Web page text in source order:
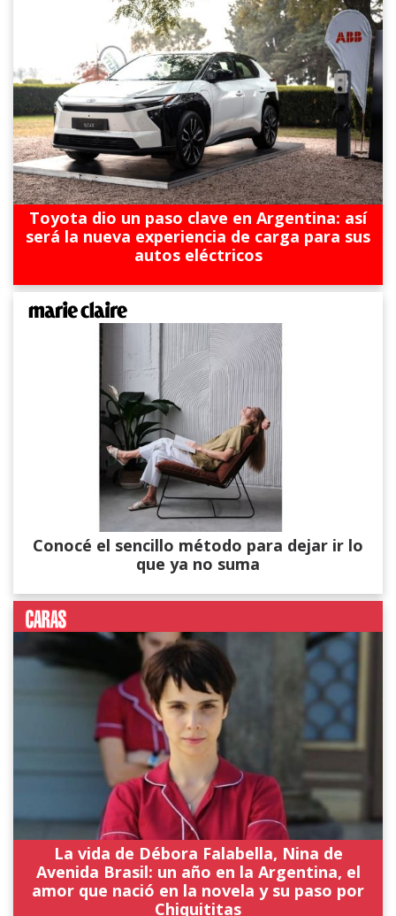
Toyota dio un paso clave en Argentina: así
será la nueva experiencia de carga para sus
autos eléctricos
Conocé el sencillo método para dejar ir lo
que ya no suma
La vida de Débora Falabella, Nina de
Avenida Brasil: un año en la Argentina, el
amor que nació en la novela y su paso por
Chiquititas